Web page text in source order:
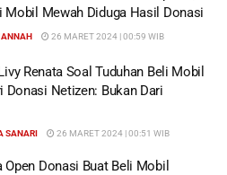
Mobil Mewah Diduga Hasil Donasi
26 MARET 2024 | 00:59 WIB
Renata Soal Tuduhan Beli Mobil
Donasi Netizen: Bukan Dari
SANARI 26 MARET 2024 | 00:51 WIB
Open Donasi Buat Beli Mobil